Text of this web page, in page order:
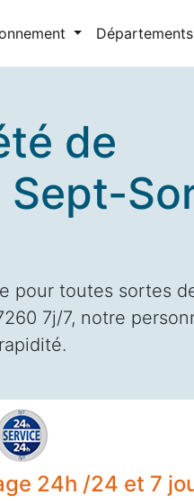
Départements
de
pour toutes sortes
7j/7, notre
24h /24 et 7